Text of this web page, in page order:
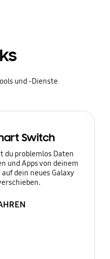
und -Dienste
Switch
du problemlos Daten
und Apps von deinem
dein neues Galaxy